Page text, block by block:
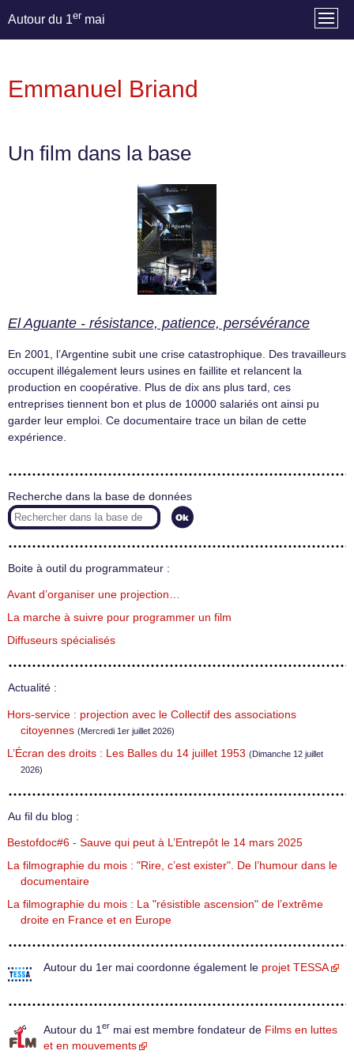
Autour du 1er mai
Emmanuel Briand
Un film dans la base
El Aguante - résistance, patience, persévérance
En 2001, l’Argentine subit une crise catastrophique. Des travailleurs
occupent illégalement leurs usines en faillite et relancent la
production en coopérative. Plus de dix ans plus tard, ces
entreprises tiennent bon et plus de 10000 salariés ont ainsi pu
garder leur emploi. Ce documentaire trace un bilan de cette
expérience.
Recherche dans la base de données
Boite à outil du programmateur :
Avant d’organiser une projection…
La marche à suivre pour programmer un film
Diffuseurs spécialisés
Actualité :
Hors-service : projection avec le Collectif des associations
citoyennes (Mercredi 1er juillet 2026)
L’Écran des droits : Les Balles du 14 juillet 1953 (Dimanche 12 juillet
2026)
Au fil du blog :
Bestofdoc#6 - Sauve qui peut à L’Entrepôt le 14 mars 2025
La filmographie du mois : "Rire, c’est exister". De l’humour dans le
documentaire
La filmographie du mois : La "résistible ascension" de l’extrême
droite en France et en Europe
Autour du 1er mai coordonne également le projet TESSA
Autour du 1 er mai est membre fondateur de Films en luttes
et en mouvements